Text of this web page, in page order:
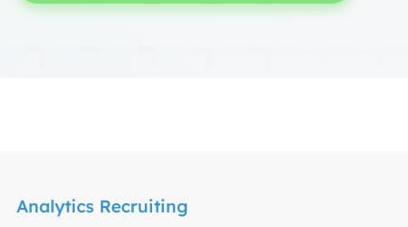
Analytics Recruiting